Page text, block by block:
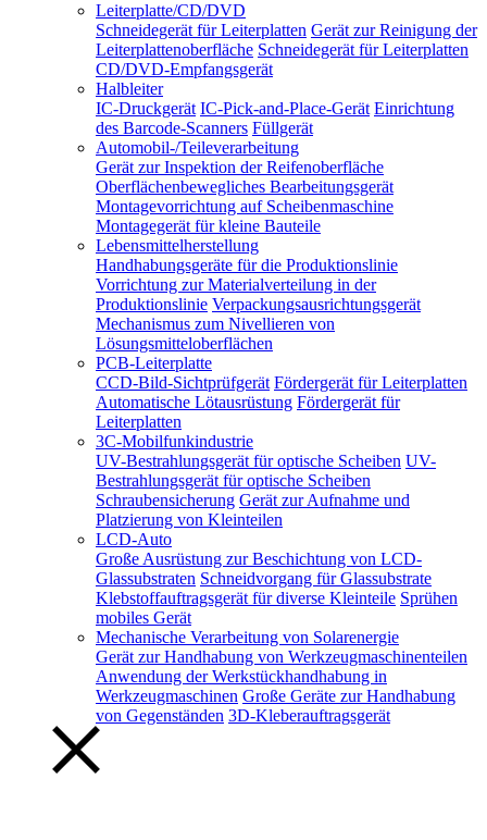
Leiterplatte/CD/DVD
Schneidegerät für Leiterplatten Gerät zur Reinigung der
Leiterplattenoberfläche Schneidegerät für Leiterplatten
CD/DVD-Empfangsgerät
Halbleiter
IC-Druckgerät IC-Pick-and-Place-Gerät Einrichtung
des Barcode-Scanners Füllgerät
Automobil-/Teileverarbeitung
Gerät zur Inspektion der Reifenoberfläche
Oberflächenbewegliches Bearbeitungsgerät
Montagevorrichtung auf Scheibenmaschine
Montagegerät für kleine Bauteile
Lebensmittelherstellung
Handhabungsgeräte für die Produktionslinie
Vorrichtung zur Materialverteilung in der
Produktionslinie Verpackungsausrichtungsgerät
Mechanismus zum Nivellieren von
Lösungsmitteloberflächen
PCB-Leiterplatte
CCD-Bild-Sichtprüfgerät Fördergerät für Leiterplatten
Automatische Lötausrüstung Fördergerät für
Leiterplatten
3C-Mobilfunkindustrie
UV-Bestrahlungsgerät für optische Scheiben UV-
Bestrahlungsgerät für optische Scheiben
Schraubensicherung Gerät zur Aufnahme und
Platzierung von Kleinteilen
LCD-Auto
Große Ausrüstung zur Beschichtung von LCD-
Glassubstraten Schneidvorgang für Glassubstrate
Klebstoffauftragsgerät für diverse Kleinteile Sprühen
mobiles Gerät
Mechanische Verarbeitung von Solarenergie
Gerät zur Handhabung von Werkzeugmaschinenteilen
Anwendung der Werkstückhandhabung in
Werkzeugmaschinen Große Geräte zur Handhabung
von Gegenständen 3D-Kleberauftragsgerät